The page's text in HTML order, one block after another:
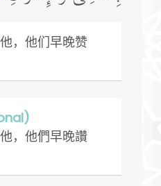
，他们早晚赞
，他們早晚讚